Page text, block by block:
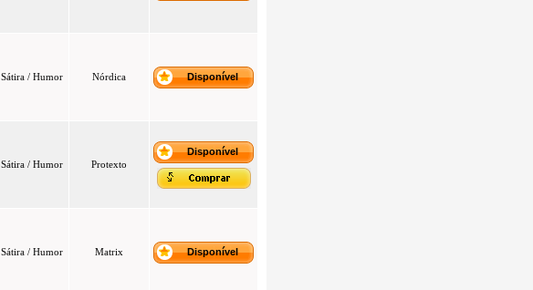
Sátira / Humor Nórdica Disponível
Sátira / Humor Protexto
Disponível
Sátira / Humor Matrix Disponível